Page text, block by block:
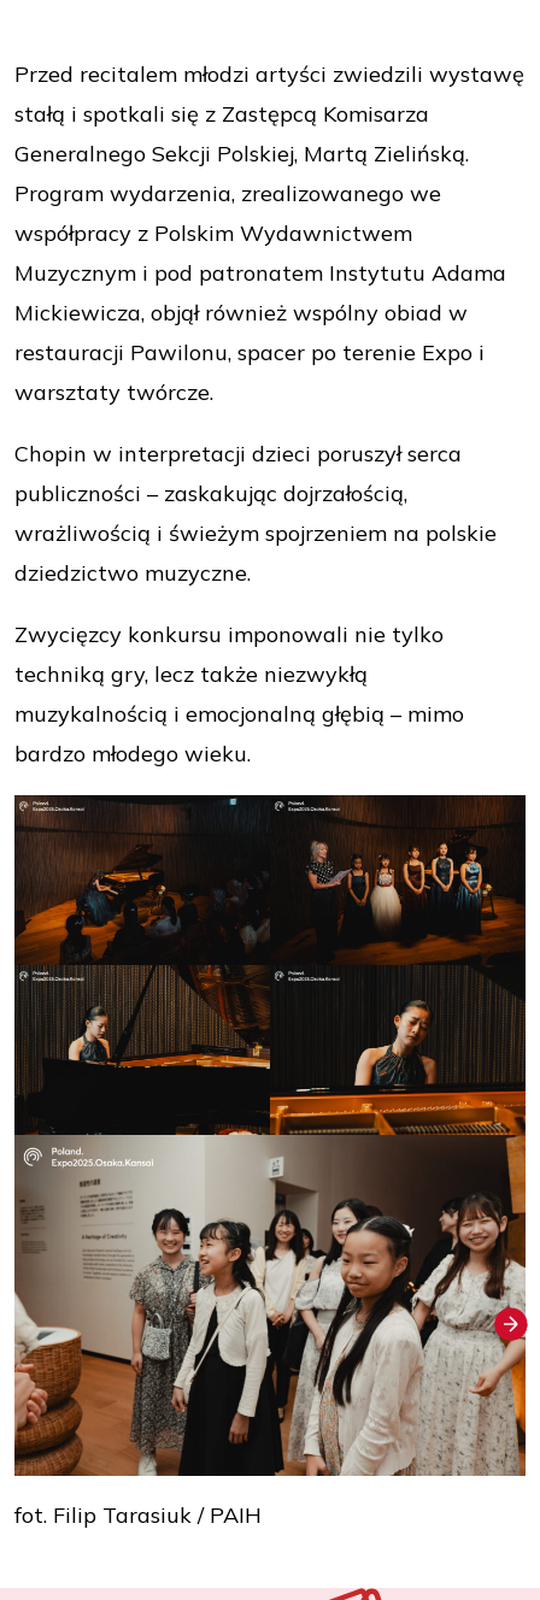
Przed recitalem młodzi artyści zwiedzili wystawę
stałą i spotkali się z Zastępcą Komisarza
Generalnego Sekcji Polskiej, Martą Zielińską.
Program wydarzenia, zrealizowanego we
współpracy z Polskim Wydawnictwem
Muzycznym i pod patronatem Instytutu Adama
Mickiewicza, objął również wspólny obiad w
restauracji Pawilonu, spacer po terenie Expo i
warsztaty twórcze.
Chopin w interpretacji dzieci poruszył serca
publiczności – zaskakując dojrzałością,
wrażliwością i świeżym spojrzeniem na polskie
dziedzictwo muzyczne.
Zwycięzcy konkursu imponowali nie tylko
techniką gry, lecz także niezwykłą
muzykalnością i emocjonalną głębią – mimo
bardzo młodego wieku.
fot. Filip Tarasiuk / PAIH